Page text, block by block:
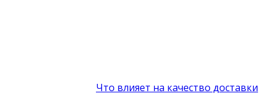
Что влияет на качество доставки